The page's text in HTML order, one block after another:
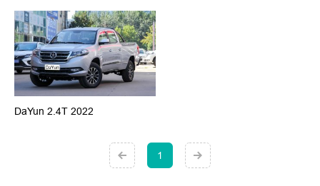
DaYun 2.4T 2022
1